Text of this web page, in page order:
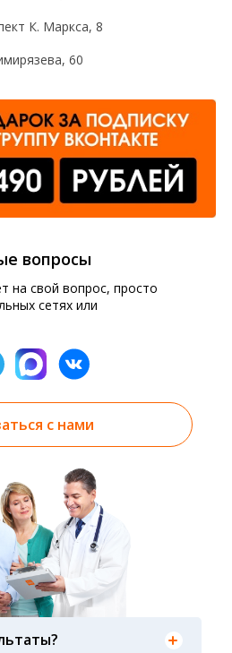
К. Маркса, 8
60
вопросы
на свой вопрос, просто
сетях или
с нами
получить тремя
заказа, на сайте в